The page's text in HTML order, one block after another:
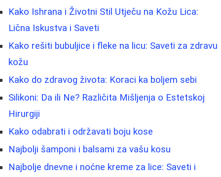
Kako Ishrana i Životni Stil Utječu na Kožu Lica:
Lična Iskustva i Saveti
Kako rešiti bubuljice i fleke na licu: Saveti za zdravu
kožu
Kako do zdravog života: Koraci ka boljem sebi
Silikoni: Da ili Ne? Različita Mišljenja o Estetskoj
Hirurgiji
Kako odabrati i održavati boju kose
Najbolji šamponi i balsami za vašu kosu
Najbolje dnevne i noćne kreme za lice: Saveti i